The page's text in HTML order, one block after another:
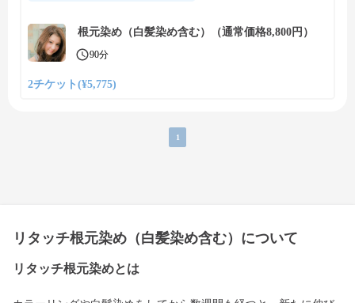
根元染め（白髪染め含む）（通常価格8,800円）
90分
2チケット(¥5,775)
1
リタッチ根元染め（白髪染め含む）について
リタッチ根元染めとは